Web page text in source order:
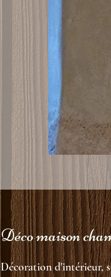
Déco maison
Décoration d'intérieur,